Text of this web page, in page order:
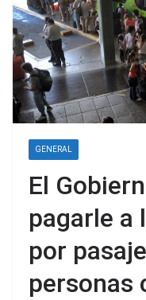
GENERAL
El
pagarle a
por
personas